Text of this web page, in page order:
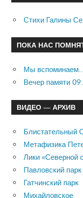
Стихи Галины
ПОКА НАС
Мы вспоминаем…
Вечер памяти
ВИДЕО — АРХИВ
Блистательный
Метафизика
Лики «Северной
Павловский
Гатчинский парк
Михайловское